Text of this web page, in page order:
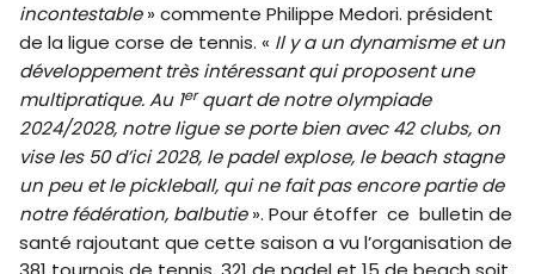
incontestable» commente Philippe Medori. président
de la ligue corse de tennis. « Il y a un dynamisme et un
développement très intéressant qui proposent une
multipratique. Au 1erquart de notre olympiade
2024/2028, notre ligue se porte bien avec 42 clubs, on
vise les 50 d’ici 2028, le padel explose, le beach stagne
un peu et le pickleball, qui ne fait pas encore partie de
notre fédération, balbutie». Pour étoffer ce bulletin de
santé rajoutant que cette saison a vu l’organisation de